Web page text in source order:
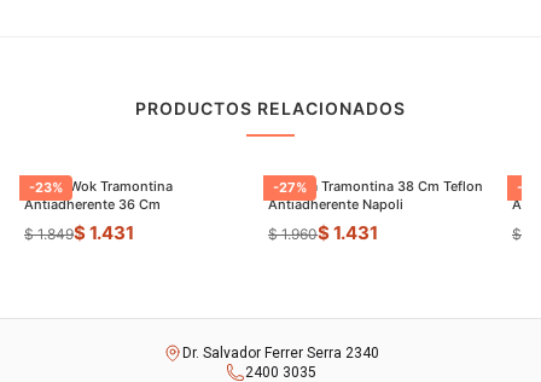
PRODUCTOS RELACIONADOS
-23%
Sarten Wok Tramontina
Antiadherente 36 Cm
$ 1.849$ 1.431
-27%
Paellera Tramontina 38 Cm Teflon
Antiadherente Napoli
$ 1.960$ 1.431
-
$
Dr. Salvador Ferrer Serra 2340
2400 3035